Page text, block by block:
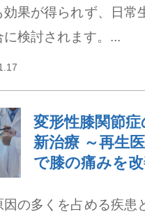
効果が得られず、日常
に検討されます。...
変形性膝関節症
新治療 ～再生
で膝の痛みを
因の多くを占める疾患